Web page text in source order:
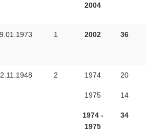
2004
1 2002 36
2 1974
1975
1974 -
1975
20
14
34